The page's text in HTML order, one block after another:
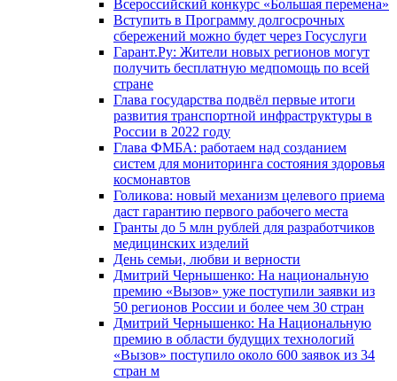
Всероссийский конкурс «Большая перемена»
Вступить в Программу долгосрочных
сбережений можно будет через Госуслуги
Гарант.Ру: Жители новых регионов могут
получить бесплатную медпомощь по всей
стране
Глава государства подвёл первые итоги
развития транспортной инфраструктуры в
России в 2022 году
Глава ФМБА: работаем над созданием
систем для мониторинга состояния здоровья
космонавтов
Голикова: новый механизм целевого приема
даст гарантию первого рабочего места
Гранты до 5 млн рублей для разработчиков
медицинских изделий
День семьи, любви и верности
Дмитрий Чернышенко: На национальную
премию «Вызов» уже поступили заявки из
50 регионов России и более чем 30 стран
Дмитрий Чернышенко: На Национальную
премию в области будущих технологий
«Вызов» поступило около 600 заявок из 34
стран м